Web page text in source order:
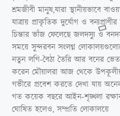
শ্রমজীবী মানুষ,যারা স্থানীয়ভাবে
যাত্রায় প্রাকৃতিক দুর্যোগ ও
চিন্তার ভাঁজ ফেলেছে জলদস্যু ও
সময়ে সুন্দরবন সংলগ্ন
নতুন লগি-বৈঠা তৈরি আর বনের
করেন মৌয়ালরা আজ থেকে
গভীরে প্রবেশ করতে দেখা যায়
গত কয়েক বছরে আইন-শৃঙ্খলা
ঘোষিত হলেও, সম্প্রতি লোকালয়ে